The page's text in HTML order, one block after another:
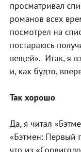
просматривал
романов всех
посмотрел на
постараюсь
вещей». Итак, я
и, как будто,
Так хорошо
Да, я читал
«Бэтмен: Первый
что из